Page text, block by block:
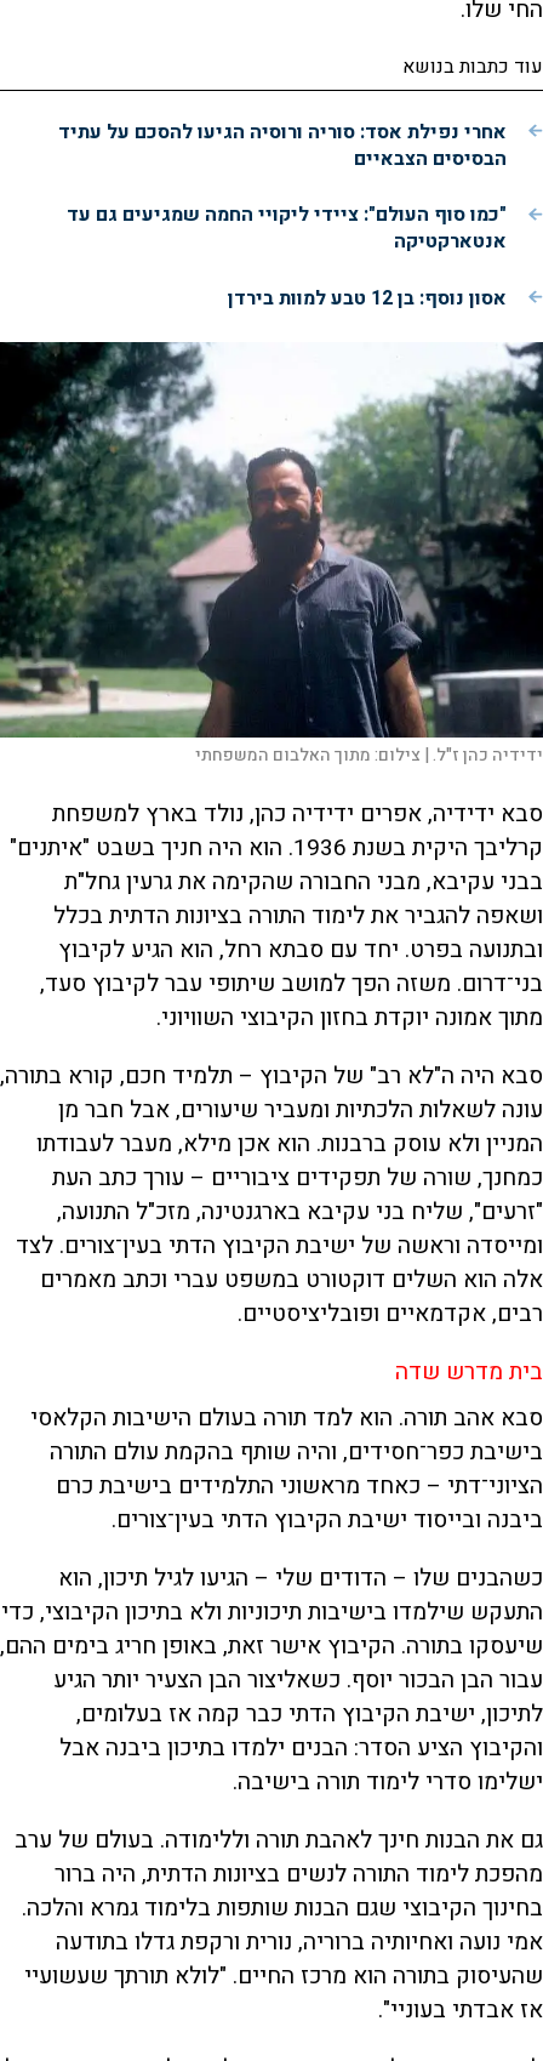
החי שלו.
עוד כתבות בנושא
אחרי נפילת אסד: סוריה ורוסיה הגיעו להסכם על עתיד
הבסיסים הצבאיים
"כמו סוף העולם": ציידי ליקויי החמה שמגיעים גם עד
אנטארקטיקה
אסון נוסף: בן 12 טבע למוות בירדן
ידידיה כהן ז"ל. | צילום:מתוך האלבום המשפחתי
סבא ידידיה, אפרים ידידיה כהן, נולד בארץ למשפחת
קרליבך היקית בשנת 1936. הוא היה חניך בשבט "איתנים"
בבני עקיבא, מבני החבורה שהקימה את גרעין גחל"ת
ושאפה להגביר את לימוד התורה בציונות הדתית בכלל
ובתנועה בפרט. יחד עם סבתא רחל, הוא הגיע לקיבוץ
בני־דרום. משזה הפך למושב שיתופי עבר לקיבוץ סעד,
מתוך אמונה יוקדת בחזון הקיבוצי השוויוני.
סבא היה ה"לא רב" של הקיבוץ – תלמיד חכם, קורא בתורה,
עונה לשאלות הלכתיות ומעביר שיעורים, אבל חבר מן
המניין ולא עוסק ברבנות. הוא אכן מילא, מעבר לעבודתו
כמחנך, שורה של תפקידים ציבוריים – עורך כתב העת
"זרעים", שליח בני עקיבא בארגנטינה, מזכ"ל התנועה,
ומייסדה וראשה של ישיבת הקיבוץ הדתי בעין־צורים. לצד
אלה הוא השלים דוקטורט במשפט עברי וכתב מאמרים
רבים, אקדמאיים ופובליציסטיים.
בית מדרש שדה
סבא אהב תורה. הוא למד תורה בעולם הישיבות הקלאסי
בישיבת כפר־חסידים, והיה שותף בהקמת עולם התורה
הציוני־דתי – כאחד מראשוני התלמידים בישיבת כרם
ביבנה ובייסוד ישיבת הקיבוץ הדתי בעין־צורים.
כשהבנים שלו – הדודים שלי – הגיעו לגיל תיכון, הוא
התעקש שילמדו בישיבות תיכוניות ולא בתיכון הקיבוצי, כדי
שיעסקו בתורה. הקיבוץ אישר זאת, באופן חריג בימים ההם,
עבור הבן הבכור יוסף. כשאליצור הבן הצעיר יותר הגיע
לתיכון, ישיבת הקיבוץ הדתי כבר קמה אז בעלומים,
והקיבוץ הציע הסדר: הבנים ילמדו בתיכון ביבנה אבל
ישלימו סדרי לימוד תורה בישיבה.
גם את הבנות חינך לאהבת תורה וללימודה. בעולם של ערב
מהפכת לימוד התורה לנשים בציונות הדתית, היה ברור
בחינוך הקיבוצי שגם הבנות שותפות בלימוד גמרא והלכה.
אמי נועה ואחיותיה ברוריה, נורית ורקפת גדלו בתודעה
שהעיסוק בתורה הוא מרכז החיים. "לולא תורתך שעשועיי
אז אבדתי בעוניי".